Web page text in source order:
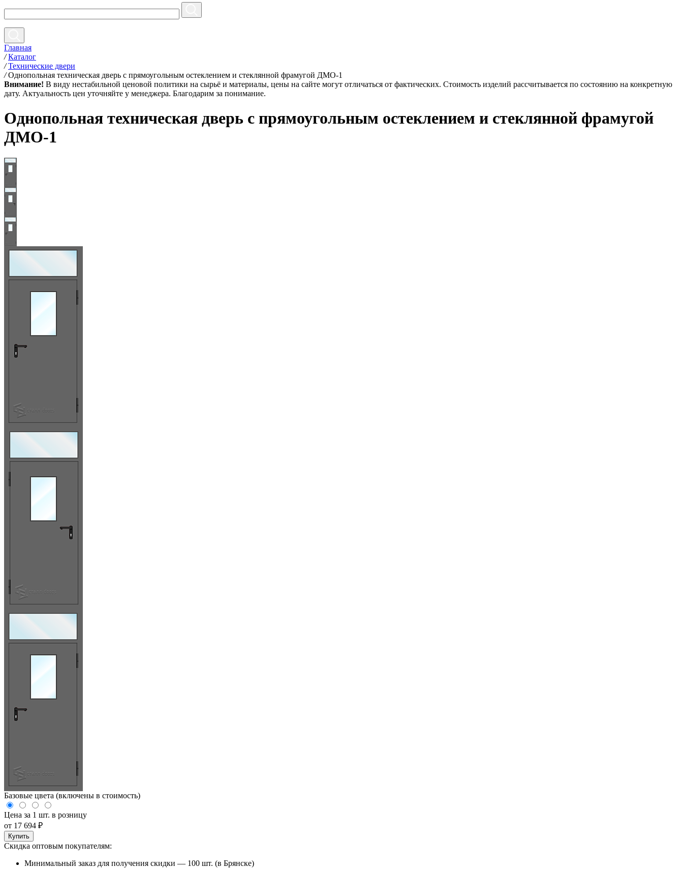
Главная
/ Каталог
/ Технические двери
/ Однопольная техническая дверь с прямоугольным остеклением и стеклянной фрамугой ДМО-1
Внимание! В виду нестабильной ценовой политики на сырьё и материалы, цены на сайте могут отличаться от фактических. Стоимость изделий рассчитывается по состоянию на конкретную
дату. Актуальность цен уточняйте у менеджера. Благодарим за понимание.
Однопольная техническая дверь с прямоугольным остеклением и стеклянной фрамугой
ДМО-1
Базовые цвета (включены в стоимость)
Цена за 1 шт. в розницу
от 17 694 ₽
Купить
Скидка оптовым покупателям:
Минимальный заказ для получения скидки — 100 шт. (в Брянске)